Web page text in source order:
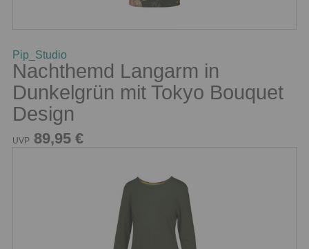
Pip_Studio
Nachthemd Langarm in
Dunkelgrün mit Tokyo Bouquet
Design
UVP 89,95 €